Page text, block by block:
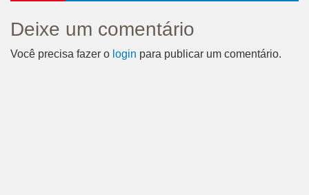
Deixe um comentário
Você precisa fazer o login para publicar um comentário.